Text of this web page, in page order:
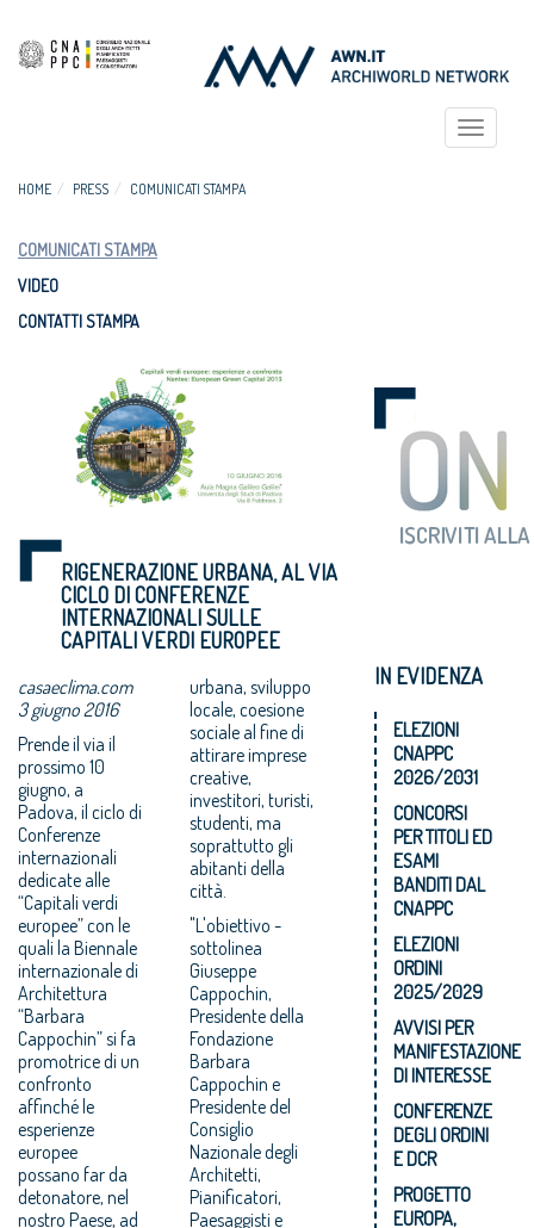
Toggle
HOME PRESS COMUNICATI STAMPA
COMUNICATI STAMPA
VIDEO
CONTATTI STAMPA
RIGENERAZIONE URBANA, AL VIA
CICLO DI CONFERENZE
INTERNAZIONALI SULLE
CAPITALI VERDI EUROPEE
casaeclima.com
3 giugno 2016
Prende il via il
prossimo 10
giugno, a
Padova, il ciclo di
Conferenze
internazionali
dedicate alle
“Capitali verdi
europee” con le
quali la Biennale
internazionale di
Architettura
“Barbara
Cappochin” si fa
promotrice di un
confronto
affinché le
esperienze
europee
possano far da
detonatore, nel
nostro Paese, ad
urbana, sviluppo
locale, coesione
sociale al fine di
attirare imprese
creative,
investitori, turisti,
studenti, ma
soprattutto gli
abitanti della
città.
"L'obiettivo -
sottolinea
Giuseppe
Cappochin,
Presidente della
Fondazione
Barbara
Cappochin e
Presidente del
Consiglio
Nazionale degli
Architetti,
Pianificatori,
Paesaggisti e
IN EVIDENZA
ELEZIONI
CNAPPC
2026/2031
CONCORSI
PER TITOLI ED
ESAMI
BANDITI DAL
CNAPPC
ELEZIONI
ORDINI
2025/2029
AVVISI PER
MANIFESTAZIONE
DI INTERESSE
CONFERENZE
DEGLI ORDINI
E DCR
PROGETTO
EUROPA,